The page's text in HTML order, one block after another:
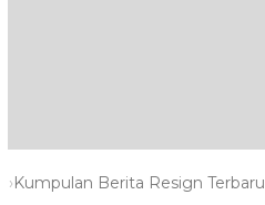
Kumpulan Berita Resign